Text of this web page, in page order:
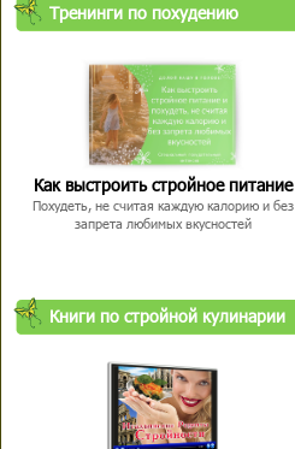
Тренинги по похудению
Как выстроить стройное питание
Похудеть, не считая каждую калорию и без
запрета любимых вкусностей
Книги по стройной кулинарии